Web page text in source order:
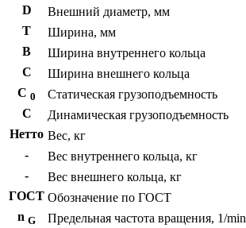
D
Внешний диаметр, мм
T
Ширина, мм
B
Ширина внутреннего кольца
С
Ширина внешнего кольца
С 0 Статическая грузоподъемность
C
Динамическая грузоподъемность
Нетто Вес, кг
-
Вес внутреннего кольца, кг
-
Вес внешнего кольца, кг
ГОСТ Обозначение по ГОСТ
n G
Предельная частота вращения, 1/min